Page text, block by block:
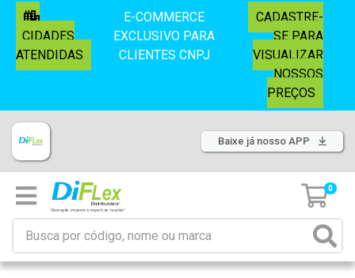
CIDADES
ATENDIDAS
E-COMMERCE
EXCLUSIVO PARA
CLIENTES CNPJ
CADASTRE-
SE PARA
VISUALIZAR
NOSSOS
PREÇOS
Baixe já nosso APP
0